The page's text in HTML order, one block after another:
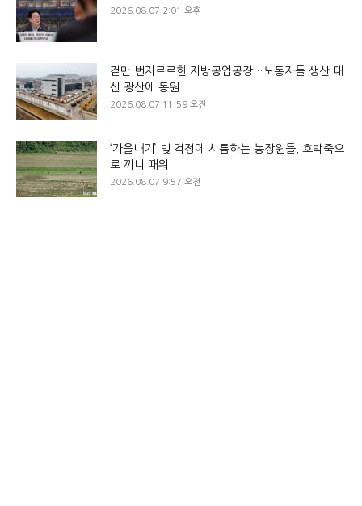
2026.08.07 2:01 오후
겉만 번지르르한 지방공업공장…노동자들 생산 대
신 광산에 동원
2026.08.07 11:59 오전
‘가을내기’ 빚 걱정에 시름하는 농장원들, 호박죽으
로 끼니 때워
2026.08.07 9:57 오전